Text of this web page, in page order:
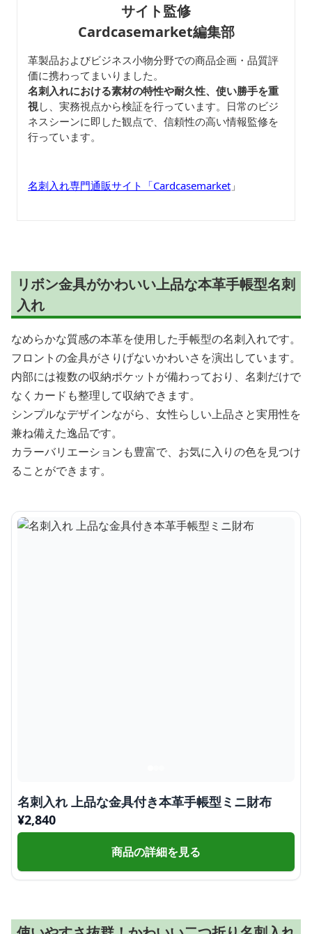
サイト監修
Cardcasemarket編集部
革製品およびビジネス小物分野での商品企画・品質評
価に携わってまいりました。
名刺入れにおける素材の特性や耐久性、使い勝手を重
視し、実務視点から検証を行っています。日常のビジ
ネスシーンに即した観点で、信頼性の高い情報監修を
行っています。
名刺入れ専門通販サイト「Cardcasemarket 」
リボン金具がかわいい上品な本革手帳型名刺
入れ
なめらかな質感の本革を使用した手帳型の名刺入れです。
フロントの金具がさりげないかわいさを演出しています。
内部には複数の収納ポケットが備わっており、名刺だけで
なくカードも整理して収納できます。
シンプルなデザインながら、女性らしい上品さと実用性を
兼ね備えた逸品です。
カラーバリエーションも豊富で、お気に入りの色を見つけ
ることができます。
名刺入れ 上品な金具付き本革手帳型ミニ財布
¥2,840
商品の詳細を見る